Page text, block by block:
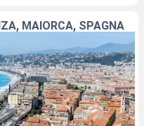
MAIORCA, SPAGNA